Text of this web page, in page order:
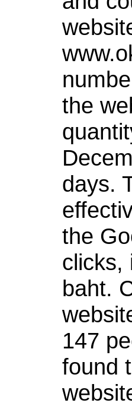
the
days.
the
clicks,
baht.
147
found